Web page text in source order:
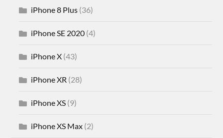
iPhone 8 Plus (36)
iPhone SE 2020 (4)
iPhone X (43)
iPhone XR (28)
iPhone XS (9)
iPhone XS Max (2)